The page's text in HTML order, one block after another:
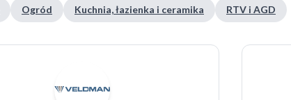
Ogród Kuchnia, łazienka i ceramika RTV i AGD